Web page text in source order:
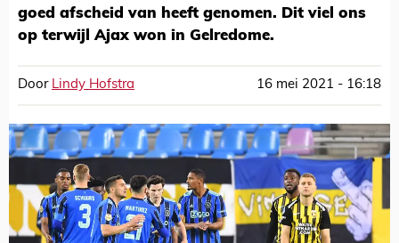
goed afscheid van heeft genomen. Dit viel ons
op terwijl Ajax won in Gelredome.
Door Lindy Hofstra 16 mei 2021 - 16:18